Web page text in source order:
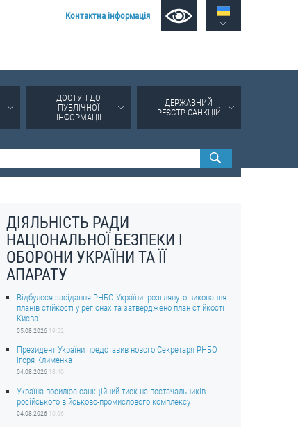
Контактна інформація
ДОСТУП ДО
ПУБЛІЧНОЇ
ІНФОРМАЦІЇ
ДЕРЖАВНИЙ
РЕЄСТР САНКЦІЙ
ДІЯЛЬНІСТЬ РАДИ
НАЦІОНАЛЬНОЇ БЕЗПЕКИ І
ОБОРОНИ УКРАЇНИ ТА ЇЇ
АПАРАТУ
Відбулося засідання РНБО України: розглянуто виконання
планів стійкості у регіонах та затверджено план стійкості
Києва
05.08.2026 19:52
Президент України представив нового Секретаря РНБО
Ігоря Клименка
04.08.2026 18:40
Україна посилює санкційний тиск на постачальників
російського військово-промислового комплексу
04.08.2026 10:06